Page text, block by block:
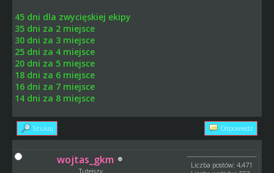
45 dni dla zwycięskiej ekipy
35 dni za 2 miejsce
30 dni za 3 miejsce
25 dni za 4 miejsce
20 dni za 5 miejsce
18 dni za 6 miejsce
16 dni za 7 miejsce
14 dni za 8 miejsce
Szukaj Odpowiedz
wojtas_gkm
Tutejszy
Liczba postów: 4,471